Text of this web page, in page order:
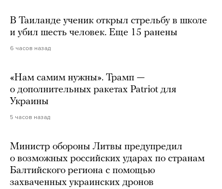
В Таиланде ученик открыл стрельбу в школе
и убил шесть человек. Еще 15 ранены
6 часов назад
«Нам самим нужны». Трамп —
о дополнительных ракетах Patriot для
Украины
5 часов назад
Министр обороны Литвы предупредил
о возможных российских ударах по странам
Балтийского региона с помощью
захваченных украинских дронов